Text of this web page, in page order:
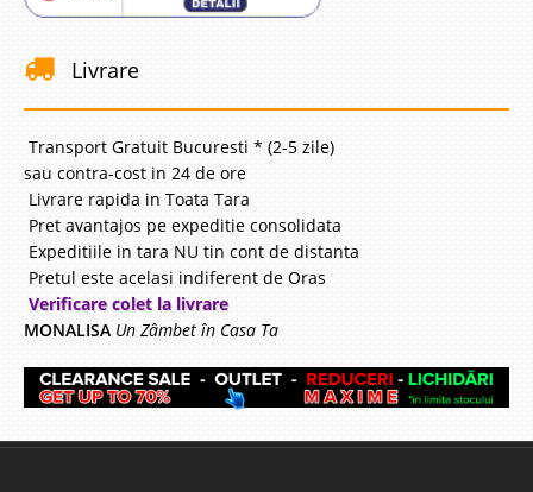
Livrare
Transport Gratuit Bucuresti * (2-5 zile)
sau contra-cost in 24 de ore
Livrare rapida in Toata Tara
Pret avantajos pe expeditie consolidata
Expeditiile in tara NU tin cont de distanta
Pretul este acelasi indiferent de Oras
Verificare colet la livrare
MONALISA Un Zâmbet în Casa Ta